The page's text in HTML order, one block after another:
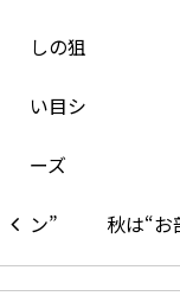
秋は“